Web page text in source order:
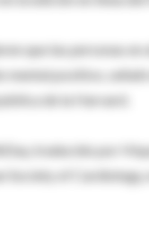
que las personas
mental positivo,
de la Harvard.
traducido por
Society of Cardiology,